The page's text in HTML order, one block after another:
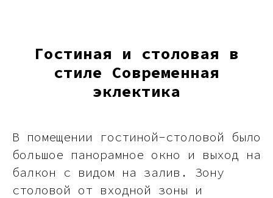
Гостиная и столовая в
стиле Современная
эклектика
В помещении гостиной-столовой было
большое панорамное окно и выход на
балкон с видом на залив. Зону
столовой от входной зоны и